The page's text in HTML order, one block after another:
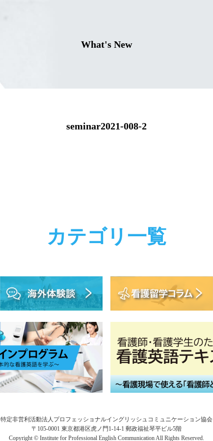
What's New
seminar2021-008-2
カテゴリ一覧
特定非営利活動法人プロフェッショナルイングリッシュコミュニケーション協会
〒105-0001 東京都港区虎ノ門1-14-1 郵政福祉琴平ビル5階
Copyright © Institute for Professional English Communication All Rights Reserved.